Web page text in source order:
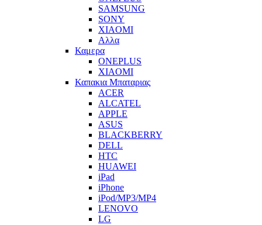
SAMSUNG
SONY
XIAOMI
Αλλα
Καμερα
ONEPLUS
XIAOMI
Καπακια Μπαταριας
ACER
ALCATEL
APPLE
ASUS
BLACKBERRY
DELL
HTC
HUAWEI
iPad
iPhone
iPod/MP3/MP4
LENOVO
LG